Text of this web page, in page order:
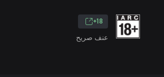
18+
عنف صريح